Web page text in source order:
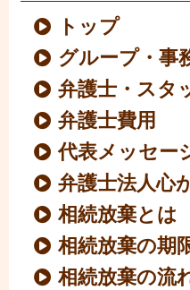
トップ
グループ・事
弁護士・スタ
弁護士費用
代表メッセー
弁護士法人心
相続放棄とは
相続放棄の期
相続放棄の流